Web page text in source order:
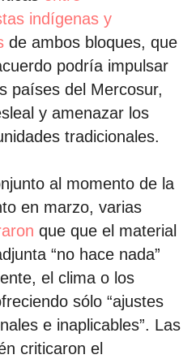
indígenas y
de ambos bloques, que
podría impulsar
países del Mercosur,
y amenazar los
tradicionales.
al momento de la
en marzo, varias
que que el material
“no hace nada”
el clima o los
sólo “ajustes
e inaplicables”. Las
criticaron el